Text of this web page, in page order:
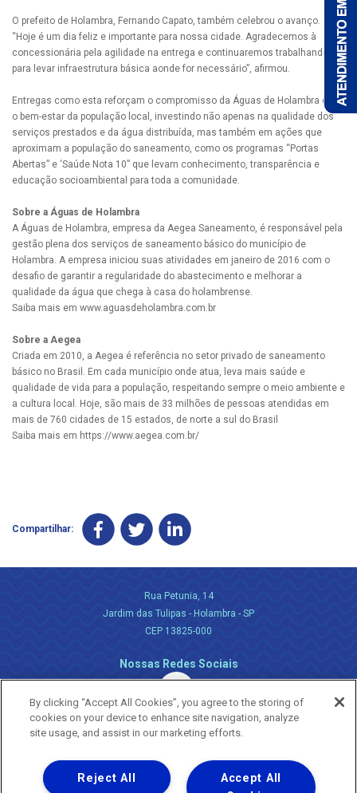
O prefeito de Holambra, Fernando Capato, também celebrou o avanço.
“Hoje é um dia feliz e importante para nossa cidade. Agradecemos à
concessionária pela agilidade na entrega e continuaremos trabalhando
para levar infraestrutura básica aonde for necessário”, afirmou.
Entregas como esta reforçam o compromisso da Águas de Holambra com
o bem-estar da população local, investindo não apenas na qualidade dos
serviços prestados e da água distribuída, mas também em ações que
aproximam a população do saneamento, como os programas “Portas
Abertas” e ‘Saúde Nota 10” que levam conhecimento, transparência e
educação socioambiental para toda a comunidade.
Sobre a Águas de Holambra
A Águas de Holambra, empresa da Aegea Saneamento, é responsável pela
gestão plena dos serviços de saneamento básico do município de
Holambra. A empresa iniciou suas atividades em janeiro de 2016 com o
desafio de garantir a regularidade do abastecimento e melhorar a
qualidade da água que chega à casa do holambrense.
Saiba mais em www.aguasdeholambra.com.br
Sobre a Aegea
Criada em 2010, a Aegea é referência no setor privado de saneamento
básico no Brasil. Em cada município onde atua, leva mais saúde e
qualidade de vida para a população, respeitando sempre o meio ambiente e
a cultura local. Hoje, são mais de 33 milhões de pessoas atendidas em
mais de 760 cidades de 15 estados, de norte a sul do Brasil
Saiba mais em https://www.aegea.com.br/
Compartilhar:
Rua Petunia, 14
Jardim das Tulipas - Holambra - SP
CEP 13825-000
Nossas Redes Sociais
Uma empresa
By clicking “Accept All Cookies”, you agree to the storing of
cookies on your device to enhance site navigation, analyze
site usage, and assist in our marketing efforts.
Accept All
Reject All